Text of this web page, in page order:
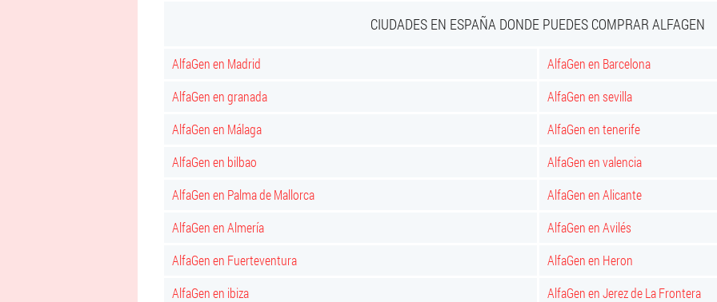
CIUDADES EN ESPAÑA DONDE PUEDES COMPRAR ALFAGEN
AlfaGen en Madrid
AlfaGen en Barcelona
AlfaGen en granada
AlfaGen en sevilla
AlfaGen en Málaga
AlfaGen en tenerife
AlfaGen en bilbao
AlfaGen en valencia
AlfaGen en Palma de Mallorca
AlfaGen en Alicante
AlfaGen en Almería
AlfaGen en Avilés
AlfaGen en Fuerteventura
AlfaGen en Heron
AlfaGen en ibiza
AlfaGen en Jerez de La Frontera